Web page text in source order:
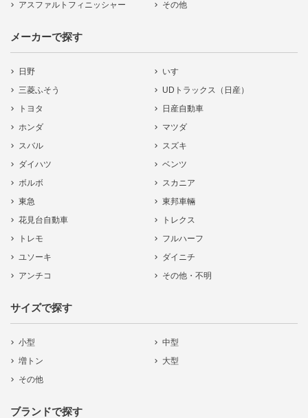
アスファルトフィニッシャー
その他
メーカーで探す
日野
いすゞ
三菱ふそう
UDトラックス（日産）
トヨタ
日産自動車
ホンダ
マツダ
スバル
スズキ
ダイハツ
ベンツ
ボルボ
スカニア
東急
東邦車輛
花見台自動車
トレクス
トレモ
フルハーフ
ユソーキ
ダイニチ
アンチコ
その他・不明
サイズで探す
小型
中型
増トン
大型
その他
ブランドで探す